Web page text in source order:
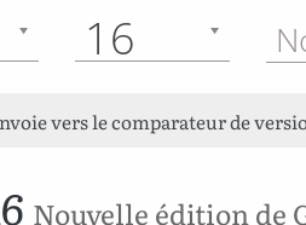
16
vers le comparateur de
Nouvelle édition de